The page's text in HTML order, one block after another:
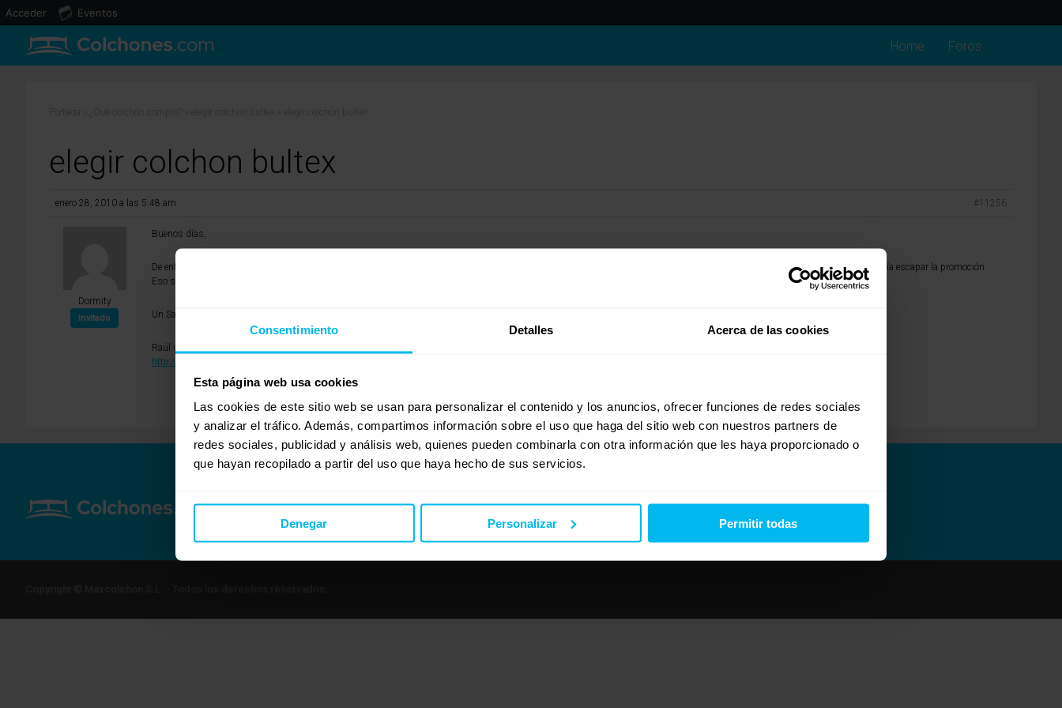
Consentimiento Detalles Acerca de las cookies
Esta página web usa cookies
Las cookies de este sitio web se usan para personalizar el contenido y los anuncios, ofrecer funciones de redes sociales
y analizar el tráfico. Además, compartimos información sobre el uso que haga del sitio web con nuestros partners de
redes sociales, publicidad y análisis web, quienes pueden combinarla con otra información que les haya proporcionado o
que hayan recopilado a partir del uso que haya hecho de sus servicios.
Denegar Personalizar Permitir todas
Home Foros
elegir colchon bultex
enero 28, 2010 a las 5:48 am #11256
Dormity
Invitado
Buenos días,
De entre tosos los modelos te recomiendo el Aniversario y el Zenit. Se trata de dos colchones excelentes. Pruebalos y quédate con el que te sea más confortable pero yo de ti no dejaría escapar la promoción.
Eso si informate que sucede en caso de devolución una vez haya terminado la promoción.
Un Saludo.
Raúl de Dormity.
http://www.dormity.com
Acceder Eventos